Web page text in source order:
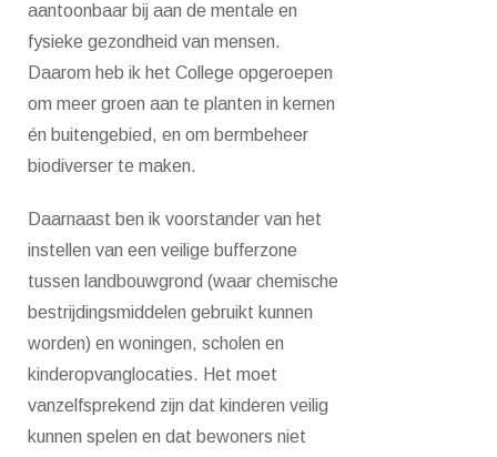
aantoonbaar bij aan de mentale en
fysieke gezondheid van mensen.
Daarom heb ik het College opgeroepen
om meer groen aan te planten in kernen
én buitengebied, en om bermbeheer
biodiverser te maken.
Daarnaast ben ik voorstander van het
instellen van een veilige bufferzone
tussen landbouwgrond (waar chemische
bestrijdingsmiddelen gebruikt kunnen
worden) en woningen, scholen en
kinderopvanglocaties. Het moet
vanzelfsprekend zijn dat kinderen veilig
kunnen spelen en dat bewoners niet